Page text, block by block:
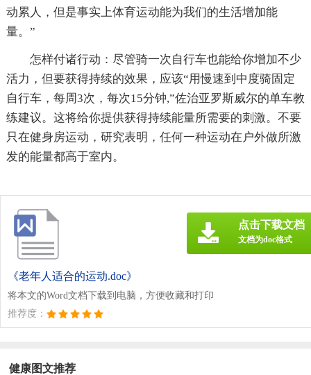
动累人，但是事实上体育运动能为我们的生活增加能
量。”
怎样付诸行动：尽管骑一次自行车也能给你增加不少
活力，但要获得持续的效果，应该“用慢速到中度骑固定
自行车，每周3次，每次15分钟,”佐治亚罗斯威尔的单车教
练建议。这将给你提供获得持续能量所需要的刺激。不要
只在健身房运动，研究表明，任何一种运动在户外做所激
发的能量都高于室内。
《老年人适合的运动.doc》
将本文的Word文档下载到电脑，方便收藏和打印
推荐度：
点击下载文档
文档为doc格式
健康图文推荐